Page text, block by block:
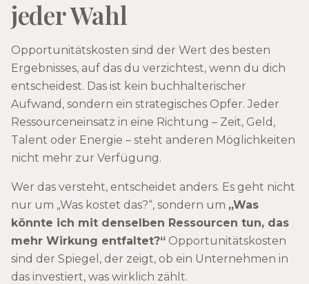
jeder Wahl
Opportunitätskosten sind der Wert des besten
Ergebnisses, auf das du verzichtest, wenn du dich
entscheidest. Das ist kein buchhalterischer
Aufwand, sondern ein strategisches Opfer. Jeder
Ressourceneinsatz in eine Richtung – Zeit, Geld,
Talent oder Energie – steht anderen Möglichkeiten
nicht mehr zur Verfügung.
Wer das versteht, entscheidet anders. Es geht nicht
nur um „Was kostet das?“, sondern um „Was
könnte ich mit denselben Ressourcen tun, das
mehr Wirkung entfaltet?“ Opportunitätskosten
sind der Spiegel, der zeigt, ob ein Unternehmen in
das investiert, was wirklich zählt.